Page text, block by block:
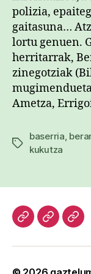
polizia,
gaitasuna…
lortu genuen.
herritarrak,
zinegotziak
Ametza,
Etiketak
baserria,
kukutza
HasieraKazetari
Patxi